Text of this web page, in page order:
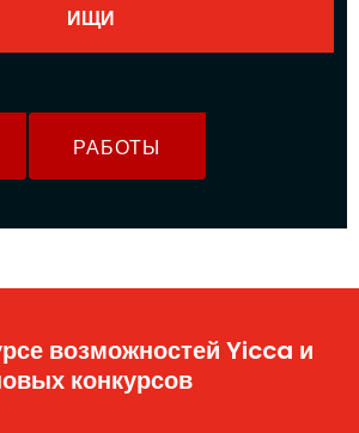
РАБОТЫ
возможностей Yicca и
конкурсов